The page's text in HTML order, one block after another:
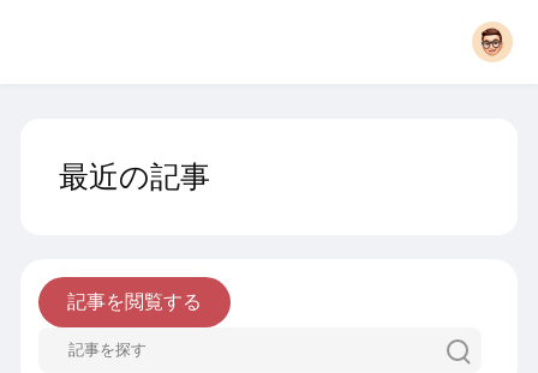
最近の記事
記事を閲覧する